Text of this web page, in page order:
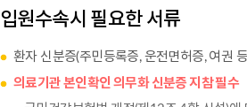
입원수속시 필요한 서류
환자 신분증(주민등록증, 운전면허증, 여권
의료기관 본인확인 의무화 신분증 지참 필수